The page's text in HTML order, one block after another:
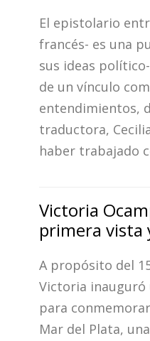
El epistolario
francés- es una
sus ideas
de un vínculo
entendimientos,
traductora,
haber trabajado
Victoria
primera vista
A propósito del
Victoria
para
Mar del Plata,